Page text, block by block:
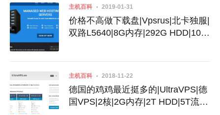
主机百科 2019-01-31
价格不高做下载盘|Vpsrus|北卡独服|
双路L5640|8G内存|292G HDD|10T
主机百科 2018-11-22
德国的鸡鸡最近挺多的|UltraVPS|德
国VPS|2核|2G内存|2T HDD|5T流